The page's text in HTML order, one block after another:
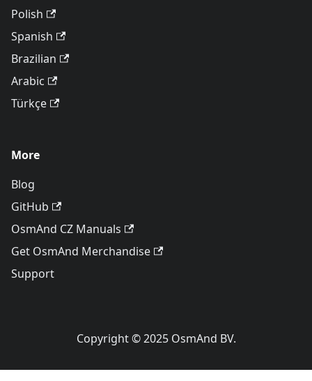
Polish
Spanish
Brazilian
Arabic
Türkçe
More
Blog
GitHub
OsmAnd CZ Manuals
Get OsmAnd Merchandise
Support
Copyright © 2025 OsmAnd BV.